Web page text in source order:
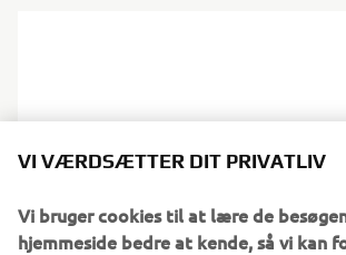
VI VÆRDSÆTTER DIT PRIVATLIV
Vi bruger cookies til at lære de
hjemmeside bedre at kende, så vi kan